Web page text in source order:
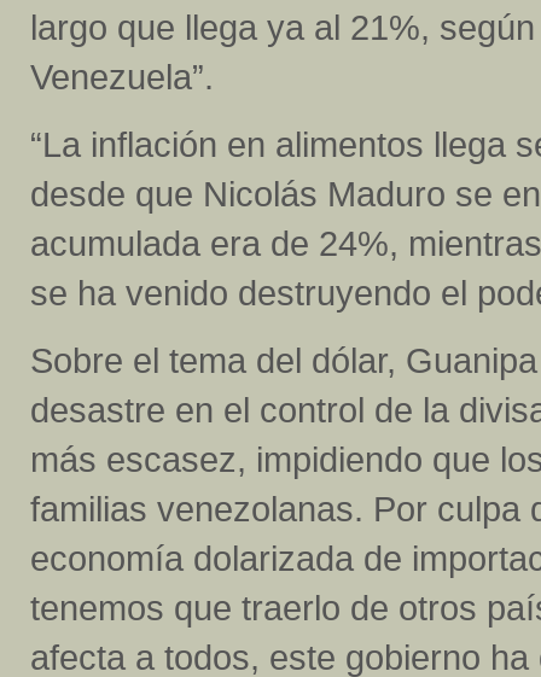
largo que llega ya al 21%,
Venezuela”.
“La inflación en alimentos llega
desde que Nicolás Maduro se
acumulada era de 24%,
se ha venido destruyendo el
Sobre el tema del dólar,
desastre en el control de la
más escasez, impidiendo que
familias venezolanas. Por culpa
economía dolarizada de
tenemos que traerlo de otros
afecta a todos, este gobierno